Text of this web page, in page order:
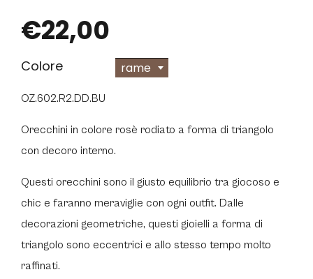
€22,00
Colore rame
OZ.602.R2.DD.BU
Orecchini in colore rosè rodiato a forma di triangolo
con decoro interno.
Questi orecchini sono il giusto equilibrio tra giocoso e
chic e faranno meraviglie con ogni outfit. Dalle
decorazioni geometriche, questi gioielli a forma di
triangolo sono eccentrici e allo stesso tempo molto
raffinati.